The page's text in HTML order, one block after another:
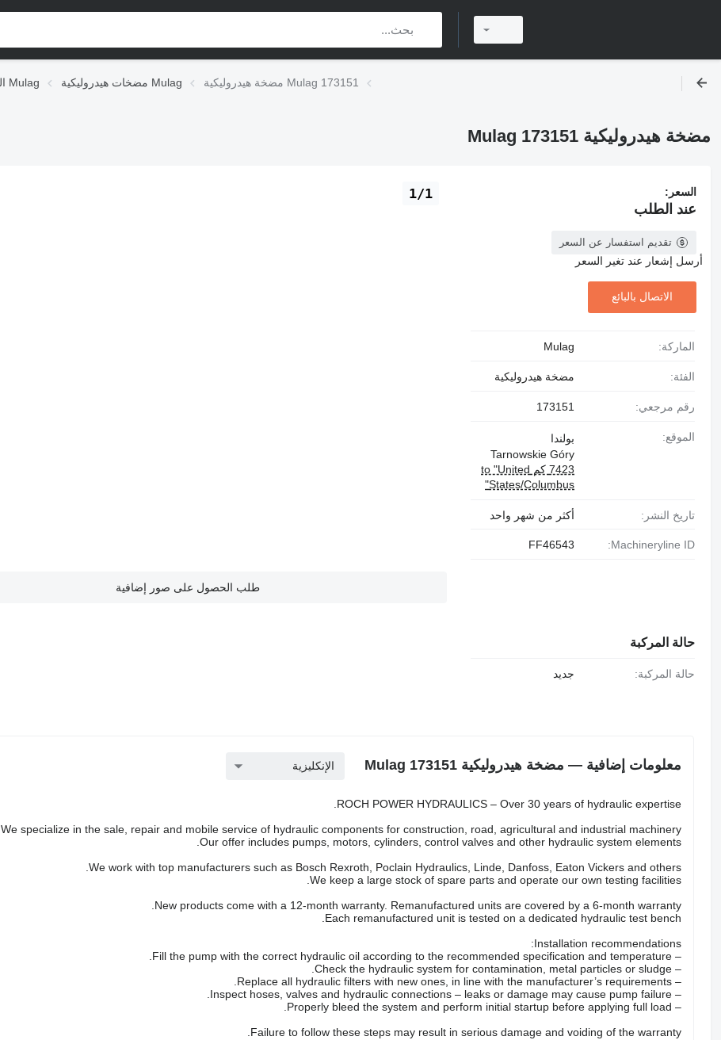
الوحدات الهيدروليكية Mulag مضخات هيدروليكية Mulag مضخة هيدروليكية Mulag 173151
مضخة هيدروليكية Mulag 173151
1/1
طلب الحصول على صور إضافية
السعر:
عند الطلب
تقديم استفسار عن السعر
أرسل إشعار عند تغير السعر
الاتصال بالبائع
الماركة: Mulag
الفئة: مضخة هيدروليكية
رقم مرجعي: 173151
الموقع:
بولندا
Tarnowskie Góry
7423 كم to "United
States/Columbus"
تاريخ النشر: أكثر من شهر واحد
Machineryline ID:
FF46543
حالة المركبة
حالة المركبة: جديد
معلومات إضافية — مضخة هيدروليكية Mulag 173151 الإنكليزية
ROCH POWER HYDRAULICS – Over 30 years of hydraulic expertise.
We specialize in the sale, repair and mobile service of hydraulic components for construction, road, agricultural and industrial machinery.
Our offer includes pumps, motors, cylinders, control valves and other hydraulic system elements.
We work with top manufacturers such as Bosch Rexroth, Poclain Hydraulics, Linde, Danfoss, Eaton Vickers and others.
We keep a large stock of spare parts and operate our own testing facilities.
New products come with a 12-month warranty. Remanufactured units are covered by a 6-month warranty.
Each remanufactured unit is tested on a dedicated hydraulic test bench.
Installation recommendations:
– Fill the pump with the correct hydraulic oil according to the recommended specification and temperature.
– Check the hydraulic system for contamination, metal particles or sludge.
– Replace all hydraulic filters with new ones, in line with the manufacturer’s requirements.
– Inspect hoses, valves and hydraulic connections – leaks or damage may cause pump failure.
– Properly bleed the system and perform initial startup before applying full load.
Failure to follow these steps may result in serious damage and voiding of the warranty.